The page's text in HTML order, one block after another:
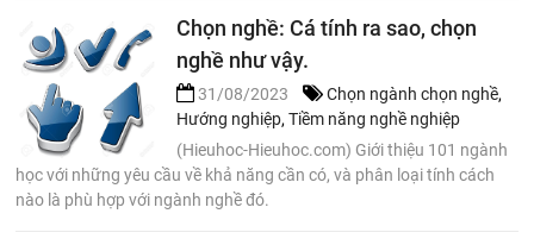
Chọn nghề: Cá tính ra sao, chọn
nghề như vậy.
31/08/2023 Chọn ngành chọn nghề,
Hướng nghiệp,Tiềm năng nghề nghiệp
(Hieuhoc-Hieuhoc.com) Giới thiệu 101 ngành
học với những yêu cầu về khả năng cần có, và phân loại tính cách
nào là phù hợp với ngành nghề đó.